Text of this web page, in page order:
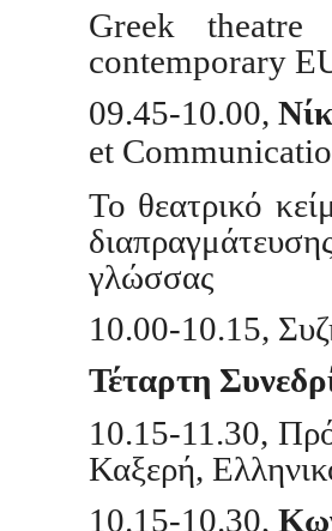
Greek
contemporary
09.45-10.00,
et
Το θεατρικό
γλώσσας
10.00-10.15,
Τέταρτη
10.15-11.30,
Καξερή,
10.15-10.30,